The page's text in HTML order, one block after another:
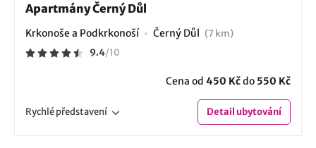
Apartmány Černý Důl
Krkonoše a Podkrkonoší Černý Důl (7 km)
9.4/10
Cena od 450 Kčdo 550 Kč
Rychlépředstavení Detailubytování